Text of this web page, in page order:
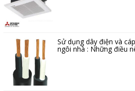
Sử dụng dây điện và
ngôi nhà : Những điều